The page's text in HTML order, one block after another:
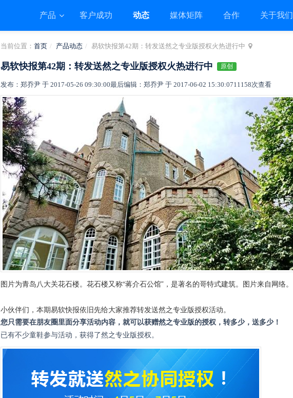
产品 客户成功 动态 媒体矩阵 合作 关于我们
当前位置： 首页 产品动态 易软快报第42期：转发送然之专业版授权火热进行中
易软快报第42期：转发送然之专业版授权火热进行中 原创
发布：郑乔尹 于 2017-05-26 09:30:00最后编辑：郑乔尹 于 2017-06-02 15:30:0711158次查看
图片为青岛八大关花石楼。花石楼又称“蒋介石公馆”，是著名的哥特式建筑。图片来自网络。
小伙伴们，本期易软快报依旧先给大家推荐转发送然之专业版授权活动。
您只需要在朋友圈里面分享活动内容，就可以获赠然之专业版的授权，转多少，送多少！
已有不少童鞋参与活动，获得了然之专业版授权。